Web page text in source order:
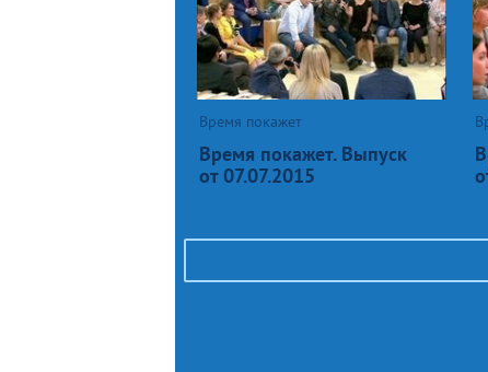
Время покажет
Время покажет. Выпуск
от 07.07.2015